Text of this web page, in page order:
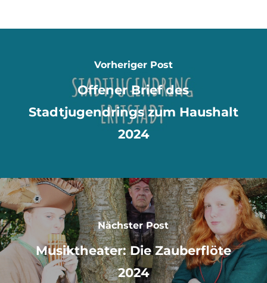
Vorheriger Post
Offener Brief des
Stadtjugendrings zum Haushalt
2024
Nächster Post
Musiktheater: Die Zauberflöte
2024